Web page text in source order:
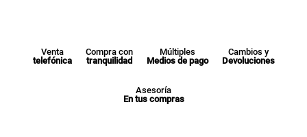
Venta
telefónica
Compra con
tranquilidad
Múltiples
Medios de pago
Cambios y
Devoluciones
Asesoría
En tus compras